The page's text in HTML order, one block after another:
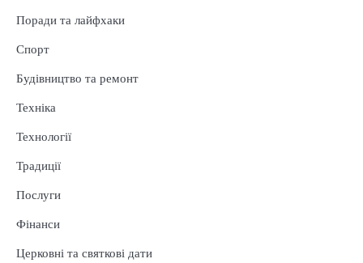
Поради та лайфхаки
Спорт
Будівництво та ремонт
Техніка
Технології
Традиції
Послуги
Фінанси
Церковні та святкові дати